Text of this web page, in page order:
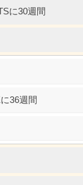
に30週間
36週間